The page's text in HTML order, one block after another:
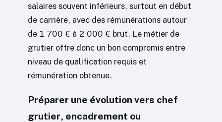
salaires souvent inférieurs, surtout en début
de carrière, avec des rémunérations autour
de 1 700 € à 2 000 € brut. Le métier de
grutier offre donc un bon compromis entre
niveau de qualification requis et
rémunération obtenue.
Préparer une évolution vers chef
grutier, encadrement ou